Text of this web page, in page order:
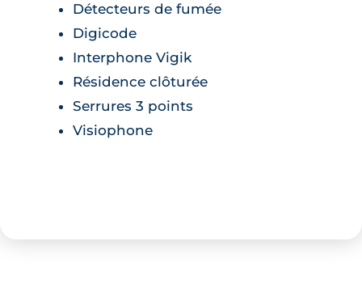
Détecteurs de fumée
Digicode
Interphone Vigik
Résidence clôturée
Serrures 3 points
Visiophone